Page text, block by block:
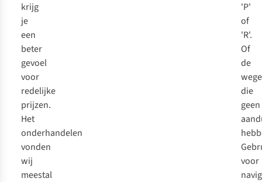
krijg
je
een
beter
gevoel
voor
redelijke
prijzen.
Het
onderhandelen
vonden
wij
meestal
'P'
of
'R'.
Of
de
die
geen
voor